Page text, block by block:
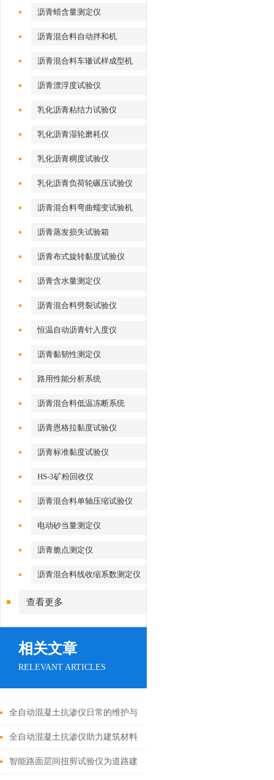
沥青蜡含量测定仪
沥青混合料自动拌和机
沥青混合料车辙试样成型机
（气动标准）
沥青漂浮度试验仪
乳化沥青粘结力试验仪
乳化沥青湿轮磨耗仪
乳化沥青稠度试验仪
乳化沥青负荷轮碾压试验仪
沥青混合料弯曲蠕变试验机
沥青蒸发损失试验箱
沥青布式旋转黏度试验仪
沥青含水量测定仪
沥青混合料劈裂试验仪
恒温自动沥青针入度仪
沥青黏韧性测定仪
路用性能分析系统
沥青混合料低温冻断系统
沥青恩格拉黏度试验仪
沥青标准黏度试验仪
HS-3矿粉回收仪
沥青混合料单轴压缩试验仪
电动砂当量测定仪
沥青脆点测定仪
沥青混合料线收缩系数测定仪
查看更多
相关文章
RELEVANT ARTICLES
全自动混凝土抗渗仪日常的维护与
保养
全自动混凝土抗渗仪助力建筑材料
质量检测
智能路面层间扭剪试验仪为道路建